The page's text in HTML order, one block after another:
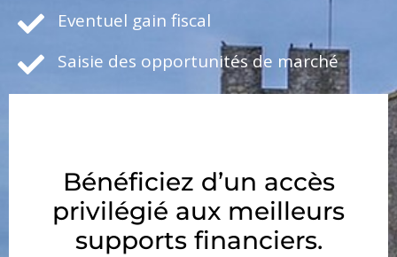
Eventuel gain fiscal
Saisie des opportunités de marché
Bénéficiez d’un accès
privilégié aux meilleurs
supports financiers.